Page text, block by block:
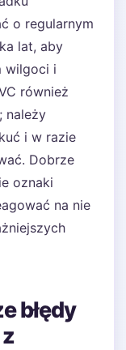
o regularnym
lat, aby
wilgoci i
również
należy
i w razie
Dobrze
oznaki
na nie
błędy